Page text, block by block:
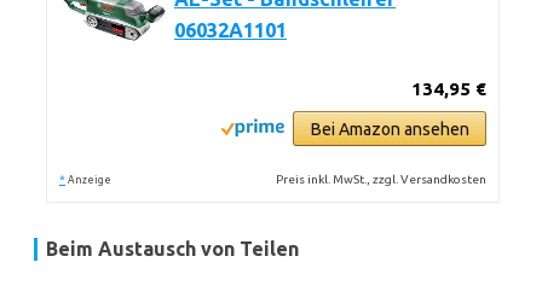
06032A1101
134,95 €
Bei Amazon ansehen
* Anzeige Preis inkl. MwSt., zzgl. Versandkosten
Beim Austausch von Teilen